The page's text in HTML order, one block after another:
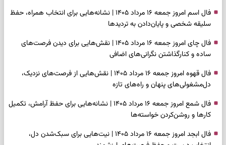
فال اسم امروز جمعه ۱۶ مرداد ۱۴۰۵ | نشانه‌هایی برای انتخاب همراه، حفظ
سلیقه شخصی و پایان‌دادن به تردیدها
فال چای امروز جمعه ۱۶ مرداد ۱۴۰۵ | نقش‌هایی برای دیدن فرصت‌های
ساده و کنارگذاشتن نگرانی‌های اضافی
فال قهوه امروز جمعه ۱۶ مرداد ۱۴۰۵ | نقش‌هایی از فرصت‌های نزدیک،
دل‌مشغولی‌های پنهان و راه‌های تازه
فال شمع امروز جمعه ۱۶ مرداد ۱۴۰۵ | نشانه‌هایی برای حفظ آرامش، تکمیل
کارها و روشن‌کردن خواسته‌ها
فال ابجد امروز جمعه ۱۶ مرداد ۱۴۰۵ | نیت‌هایی برای سبک‌شدن دل،